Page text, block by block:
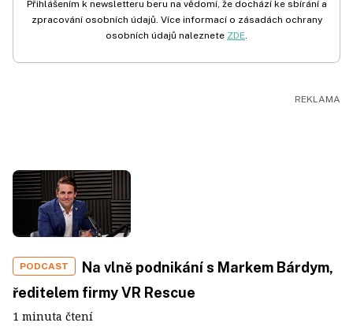
Přihlášením k newsletteru beru na vědomí, že dochází ke sbírání a
zpracování osobních údajů. Více informací o zásadách ochrany
osobních údajů naleznete ZDE.
PODCAST
Na vlně podnikání s Markem Bárdym,
ředitelem firmy VR Rescue
1 minuta čtení